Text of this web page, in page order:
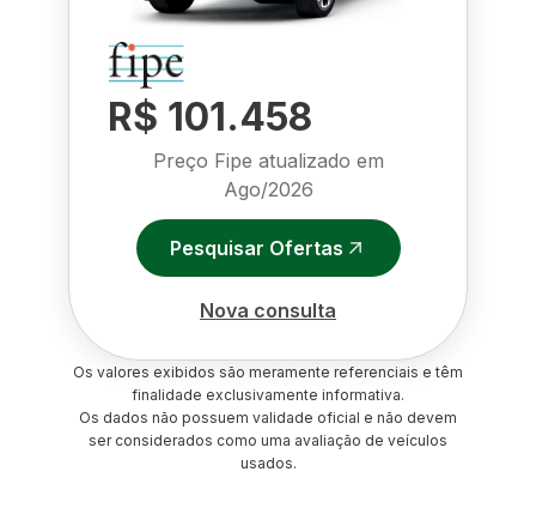
R$ 101.458
Preço Fipe atualizado em
Ago/2026
Pesquisar Ofertas
Nova consulta
Os valores exibidos são meramente referenciais e têm
finalidade exclusivamente informativa.
Os dados não possuem validade oficial e não devem
ser considerados como uma avaliação de veículos
usados.